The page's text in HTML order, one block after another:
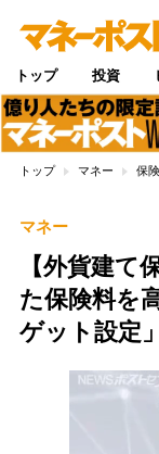
トップ 投資
トップ マネー 保険
マネー
【外貨建て
た保険料を
ゲット設定